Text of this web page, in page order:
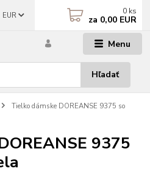
Menu
EUR
Hľadať
0 ks
za 0,00 EUR
Tielko dámske DOREANSE 9375 so
9375